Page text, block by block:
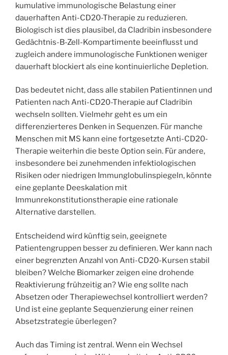
kumulative immunologische Belastung einer
dauerhaften Anti-CD20-Therapie zu reduzieren.
Biologisch ist dies plausibel, da Cladribin insbesondere
Gedächtnis-B-Zell-Kompartimente beeinflusst und
zugleich andere immunologische Funktionen weniger
dauerhaft blockiert als eine kontinuierliche Depletion.
Das bedeutet nicht, dass alle stabilen Patientinnen und
Patienten nach Anti-CD20-Therapie auf Cladribin
wechseln sollten. Vielmehr geht es um ein
differenzierteres Denken in Sequenzen. Für manche
Menschen mit MS kann eine fortgesetzte Anti-CD20-
Therapie weiterhin die beste Option sein. Für andere,
insbesondere bei zunehmenden infektiologischen
Risiken oder niedrigen Immunglobulinspiegeln, könnte
eine geplante Deeskalation mit
Immunrekonstitutionstherapie eine rationale
Alternative darstellen.
Entscheidend wird künftig sein, geeignete
Patientengruppen besser zu definieren. Wer kann nach
einer begrenzten Anzahl von Anti-CD20-Kursen stabil
bleiben? Welche Biomarker zeigen eine drohende
Reaktivierung frühzeitig an? Wie eng sollte nach
Absetzen oder Therapiewechsel kontrolliert werden?
Und ist eine geplante Sequenzierung einer reinen
Absetzstrategie überlegen?
Auch das Timing ist zentral. Wenn ein Wechsel